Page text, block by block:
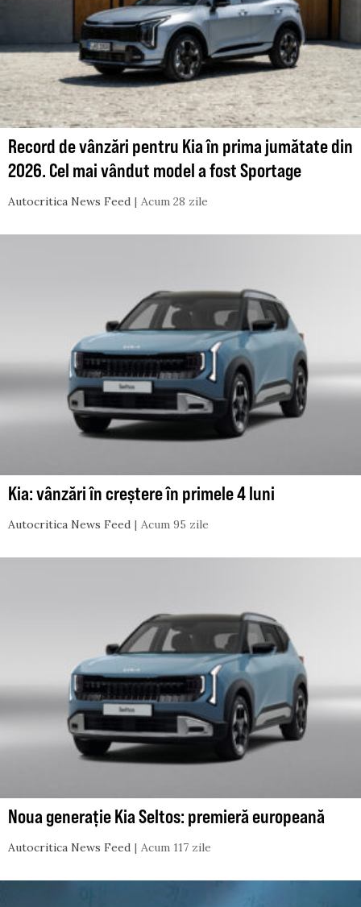
Record de vânzări pentru Kia în prima jumătate din
2026. Cel mai vândut model a fost Sportage
Autocritica News Feed Acum 28 zile
Kia: vânzări în creștere în primele 4 luni
Autocritica News Feed Acum 95 zile
Noua generație Kia Seltos: premieră europeană
Autocritica News Feed Acum 117 zile